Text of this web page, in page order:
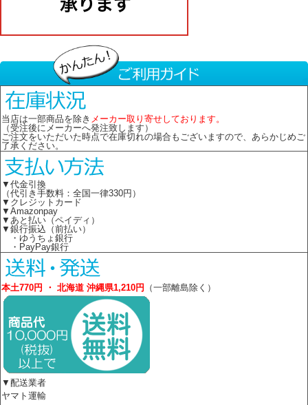
当店は一部商品を除き メーカー取り寄せしております。
（受注後にメーカーへ発注致します）
ご注文をいただいた時点で在庫切れの場合もございますので、あらかじめご
了承ください。
▼代金引換
（代引き手数料：全国一律330円）
▼クレジットカード
▼Amazonpay
▼あと払い（ペイディ）
▼銀行振込（前払い）
・ゆうちょ銀行
・PayPay銀行
本土770円 ・ 北海道 沖縄県1,210円 （一部離島除く）
▼配送業者
ヤマト運輸